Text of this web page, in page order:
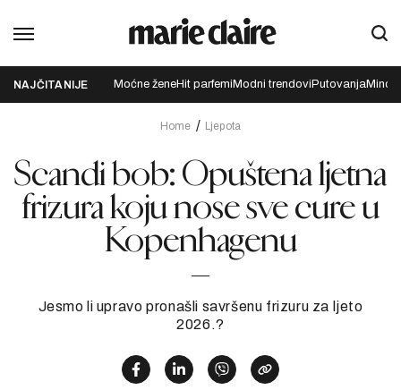
NAJČITANIJE Moćne ženeHit parfemi Modni trendovi Putovanja
Home Ljepota
Scandi bob: Opuštena ljetna
frizura koju nose sve cure u
Kopenhagenu
Jesmo li upravo pronašli savršenu frizuru za ljeto
2026.?